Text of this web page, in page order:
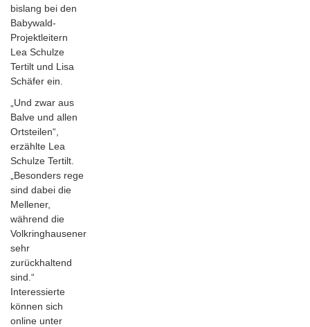
bislang bei den
Babywald-
Projektleitern
Lea Schulze
Tertilt und Lisa
Schäfer ein.
„Und zwar aus
Balve und allen
Ortsteilen“,
erzählte Lea
Schulze Tertilt.
„Besonders rege
sind dabei die
Mellener,
während die
Volkringhausener
sehr
zurückhaltend
sind.“
Interessierte
können sich
online unter